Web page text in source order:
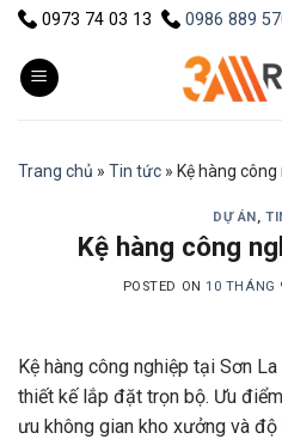
Skip
content
0973 74 03 13 0986 889
Trang chủ » Tin tức » Kệ hàng
DỰ ÁN,
Kệ hàng công
POSTED ON10 THÁNG
Kệ hàng công nghiệp tại Sơn
thiết kế lắp đặt trọn bộ. Ưu
ưu không gian kho xưởng và